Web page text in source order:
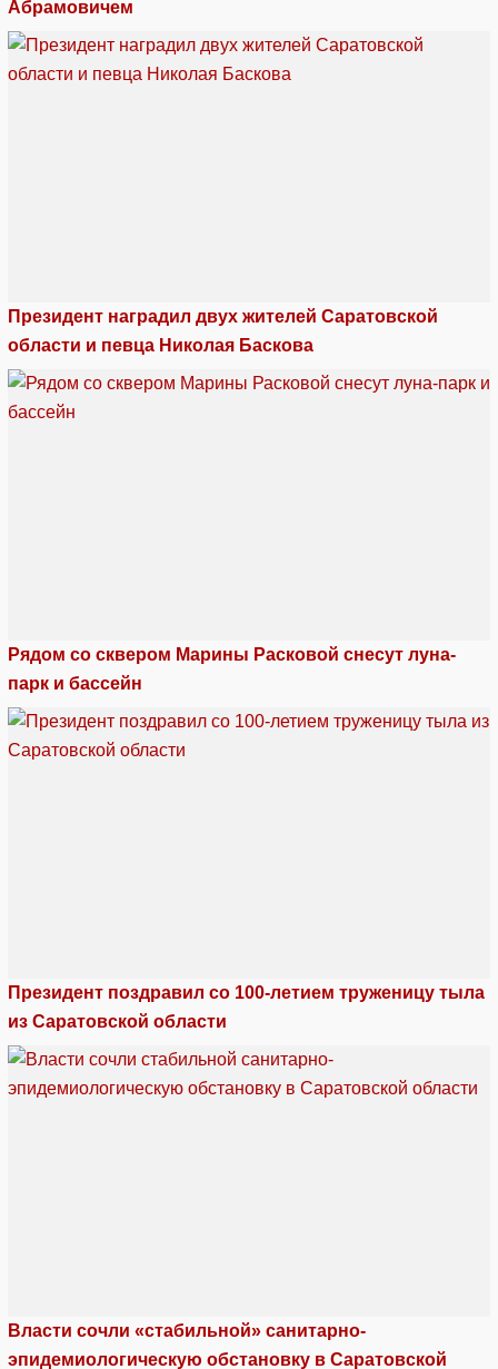
Абрамовичем
Президент наградил двух жителей Саратовской
области и певца Николая Баскова
Рядом со сквером Марины Расковой снесут луна-
парк и бассейн
Президент поздравил со 100-летием труженицу тыла
из Саратовской области
Власти сочли «стабильной» санитарно-
эпидемиологическую обстановку в Саратовской